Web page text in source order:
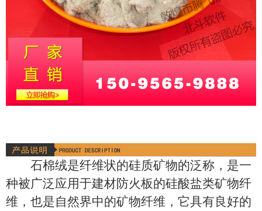
石棉绒是纤维状的硅质矿物的泛称，是一
种被广泛应用于建材防火板的硅酸盐类矿物纤
维，也是自然界中的矿物纤维，它具有良好的